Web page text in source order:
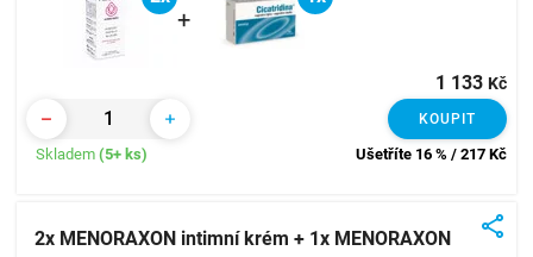
+
1 133 Kč
KOUPIT
Skladem (5+ ks) Ušetříte 16 % / 217 Kč
2x MENORAXON intimní krém + 1x MENORAXON